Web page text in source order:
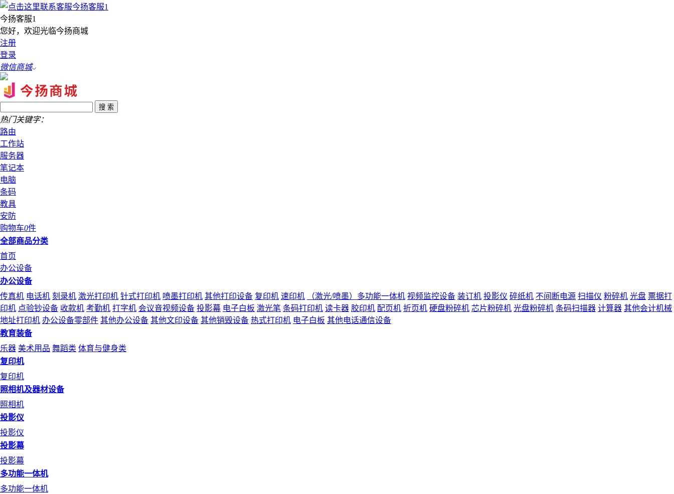
今扬客服1
您好，欢迎光临今扬商城
注册
登录
微信商城
热门关键字：
路由
工作站
服务器
笔记本
电脑
条码
教具
安防
购物车0件
全部商品分类
首页
办公设备
办公设备
传真机 电话机 刻录机 激光打印机 针式打印机 喷墨打印机 其他打印设备 复印机 速印机 （激光/喷墨）多功能一体机 视频监控设备 装订机 投影仪 碎纸机 不间断电源 扫描仪 粉碎机 光盘 票据打
印机 点验钞设备 收款机 考勤机 打字机 会议音视频设备 投影幕 电子白板 激光笔 条码打印机 读卡器 胶印机 配页机 折页机 硬盘粉碎机 芯片粉碎机 光盘粉碎机 条码扫描器 计算器 其他会计机械
地址打印机 办公设备零部件 其他办公设备 其他文印设备 其他销毁设备 热式打印机 电子白板 其他电话通信设备
教育装备
乐器 美术用品 舞蹈类 体育与健身类
复印机
复印机
照相机及器材设备
照相机
投影仪
投影仪
投影幕
投影幕
多功能一体机
多功能一体机